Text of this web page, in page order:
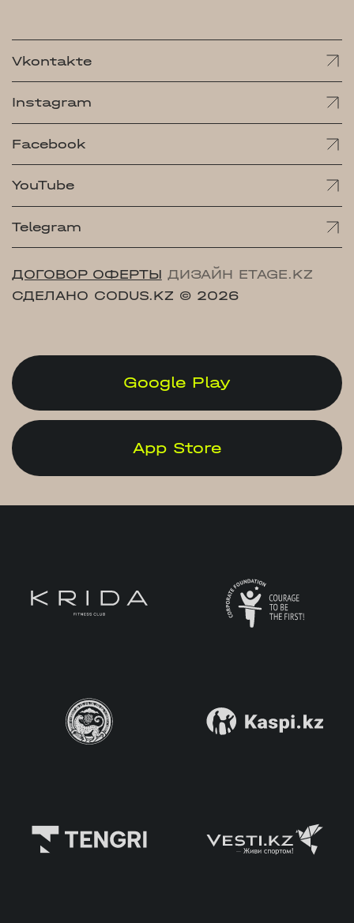
Vkontakte
Instagram
Facebook
YouTube
Telegram
ДОГОВОР ОФЕРТЫ ДИЗАЙН ETAGE.KZ
СДЕЛАНО CODUS.KZ © 2026
Google Play
App Store